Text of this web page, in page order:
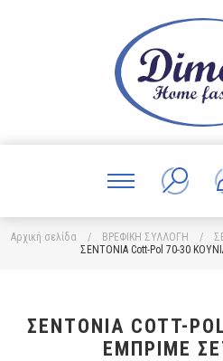
Αρχική σελίδα / ΒΡΕΦΙΚΗ ΣΥΛΛΟΓΗ /
ΣΕΝΤΟΝΙΑ Cott-Pol 70-30
ΣΕΝΤΟΝΙΑ COTT-
ΕΜΠΡΙΜΕ